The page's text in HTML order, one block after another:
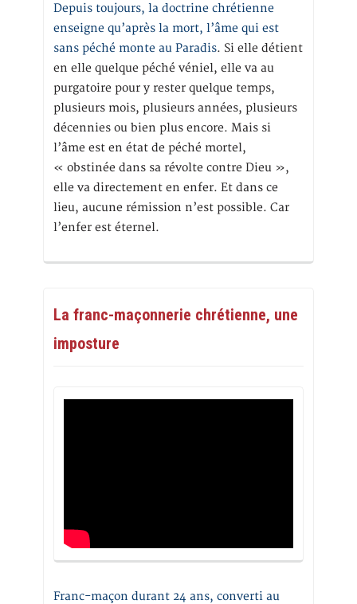
Depuis toujours, la doctrine chrétienne
enseigne qu’après la mort, l’âme qui est
sans péché monte au Paradis. Si elle détient
en elle quelque péché véniel, elle va au
purgatoire pour y rester quelque temps,
plusieurs mois, plusieurs années, plusieurs
décennies ou bien plus encore. Mais si
l’âme est en état de péché mortel,
« obstinée dans sa révolte contre Dieu »,
elle va directement en enfer. Et dans ce
lieu, aucune rémission n’est possible. Car
l’enfer est éternel.
La franc-maçonnerie chrétienne, une
imposture
Franc-maçon durant 24 ans, converti au